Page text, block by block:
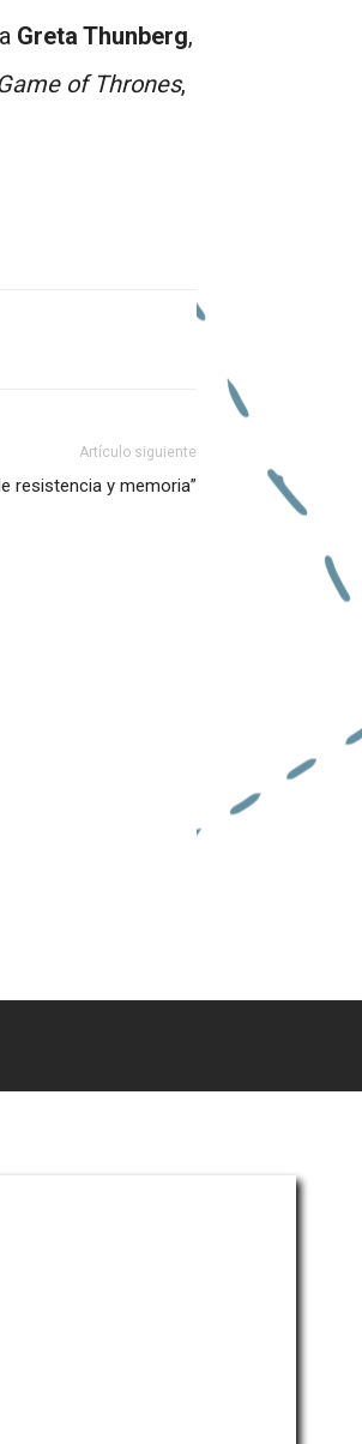
Greta Thunberg,
of Thrones,
Artículo siguiente
resistencia y memoria”